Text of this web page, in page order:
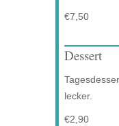
€7,50
Dessert
lecker.
€2,90